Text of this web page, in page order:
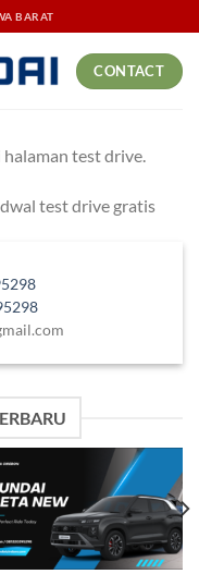
BARAT
CONTACT
test drive.
test drive gratis